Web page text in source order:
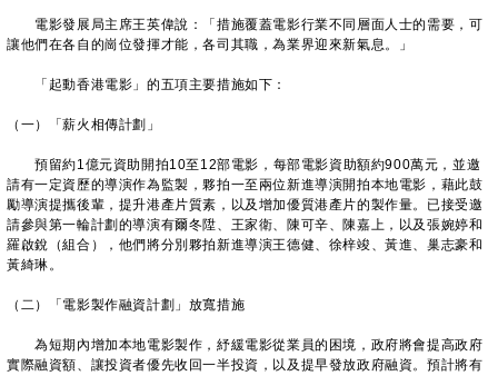
電影發展局主席王英偉說：「措施覆蓋電影行業不同層面人士的需要，可
讓他們在各自的崗位發揮才能，各司其職，為業界迎來新氣息。」
「起動香港電影」的五項主要措施如下：
（一）「薪火相傳計劃」
預留約1億元資助開拍10至12部電影，每部電影資助額約900萬元，並邀
請有一定資歷的導演作為監製，夥拍一至兩位新進導演開拍本地電影，藉此鼓
勵導演提攜後輩，提升港產片質素，以及增加優質港產片的製作量。已接受邀
請參與第一輪計劃的導演有爾冬陞、王家衛、陳可辛、陳嘉上，以及張婉婷和
羅啟銳（組合），他們將分別夥拍新進導演王德健、徐梓竣、黃進、巢志豪和
黃綺琳。
（二）「電影製作融資計劃」放寬措施
為短期內增加本地電影製作，紓緩電影從業員的困境，政府將會提高政府
實際融資額、讓投資者優先收回一半投資，以及提早發放政府融資。預計將有